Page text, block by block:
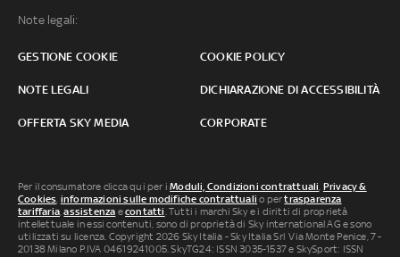
Note legali:
GESTIONE COOKIE COOKIE POLICY
NOTE LEGALI DICHIARAZIONE DI ACCESSIBILITÀ
OFFERTA SKY MEDIA CORPORATE
Per il consumatore clicca qui per iModuli, Condizioni contrattuali, Privacy &
Cookies, informazioni sulle modifiche contrattuali o pertrasparenza
tariffaria,assistenza econtatti. Tutti i marchi Sky e i diritti di proprietà
intellettuale in essi contenuti, sono di proprietà di Sky international AG e sono
utilizzati su licenza. Copyright 2026 Sky Italia - Sky Italia Srl Via Monte Penice, 7 -
20138 Milano P.IVA 04619241005. SkyTG24: ISSN 3035-1537 e SkySport: ISSN